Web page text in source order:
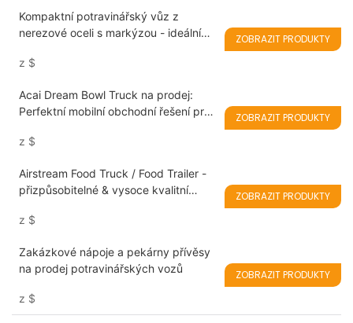
Kompaktní potravinářský vůz z
nerezové oceli s markýzou - ideální
služby
z $
ZOBRAZIT PRODUKTY
Acai Dream Bowl Truck na prodej:
Perfektní mobilní obchodní řešení pro
Ice Creams
z $
ZOBRAZIT PRODUKTY
Airstream Food Truck / Food Trailer -
přizpůsobitelné & vysoce kvalitní
z $
ZOBRAZIT PRODUKTY
Zakázkové nápoje a pekárny přívěsy
na prodej potravinářských vozů
z $
ZOBRAZIT PRODUKTY